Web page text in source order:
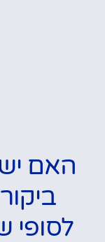
האם
לסופי